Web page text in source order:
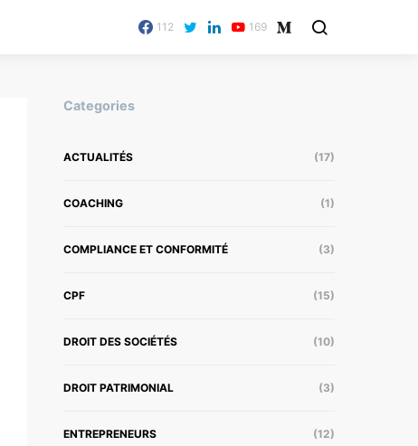
112 169
Categories
ACTUALITÉS (17)
COACHING (1)
COMPLIANCE ET CONFORMITÉ (3)
CPF (15)
DROIT DES SOCIÉTÉS (10)
DROIT PATRIMONIAL (3)
ENTREPRENEURS (12)